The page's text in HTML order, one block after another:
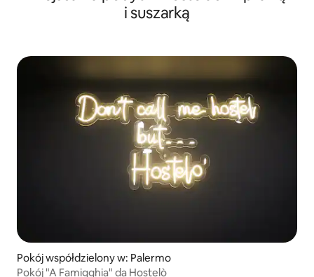
i suszarką
Pokój współdzielony w: Palermo
Pokój "A Famigghia" da Hostelò